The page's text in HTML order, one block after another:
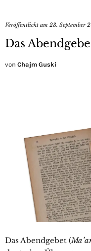
Veröffentlicht am 23. September
Das
von Chajm Guski
Das Abendgebet (